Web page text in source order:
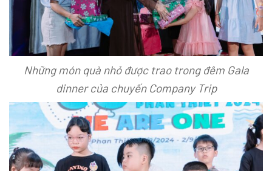
Những món quà nhỏ được trao trong đêm Gala
dinner của chuyến Company Trip